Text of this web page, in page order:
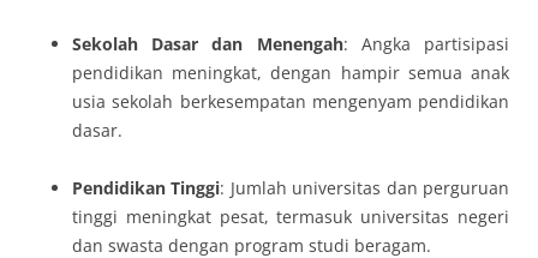
Sekolah Dasar dan Menengah: Angka partisipasi
pendidikan meningkat, dengan hampir semua anak
usia sekolah berkesempatan mengenyam pendidikan
dasar.
Pendidikan Tinggi: Jumlah universitas dan perguruan
tinggi meningkat pesat, termasuk universitas negeri
dan swasta dengan program studi beragam.